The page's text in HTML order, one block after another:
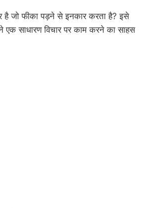
जो फीका पड़ने से इनकार करता है? इसे
साधारण विचार पर काम करने का साहस